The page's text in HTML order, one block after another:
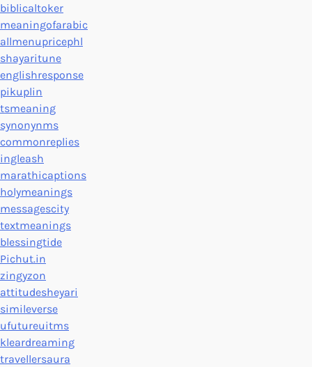
biblicaltoker
meaningofarabic
allmenupricephl
shayaritune
englishresponse
pikuplin
tsmeaning
synonynms
commonreplies
ingleash
marathicaptions
holymeanings
messagescity
textmeanings
blessingtide
Pichut.in
zingyzon
attitudesheyari
simileverse
ufutureuitms
kleardreaming
travellersaura